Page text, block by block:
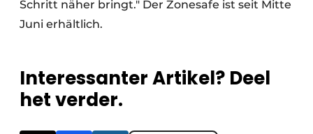
Schritt näher bringt." Der Zonesafe ist seit Mitte
Juni erhältlich.
Interessanter Artikel? Deel
het verder.